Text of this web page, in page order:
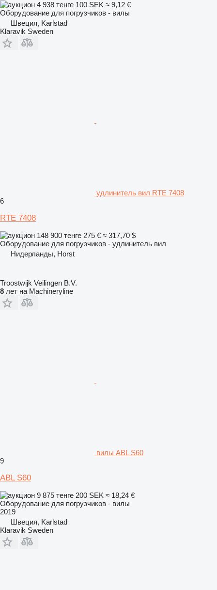
4 938 тенге 100 SEK ≈ 9,12 €
Оборудование для погрузчиков - вилы
Швеция, Karlstad
Klaravik Sweden
удлинитель вил RTE 7408
6
RTE 7408
148 900 тенге 275 € ≈ 317,70 $
Оборудование для погрузчиков - удлинитель вил
Нидерланды, Horst
Troostwijk Veilingen B.V.
8 лет на Machineryline
вилы ABL S60
9
ABL S60
9 875 тенге 200 SEK ≈ 18,24 €
Оборудование для погрузчиков - вилы
2019
Швеция, Karlstad
Klaravik Sweden